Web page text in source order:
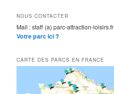
NOUS CONTACTER
Mail : staff (a) parc-attraction-loisirs.fr
Votre parc ici ?
CARTE DES PARCS EN FRANCE